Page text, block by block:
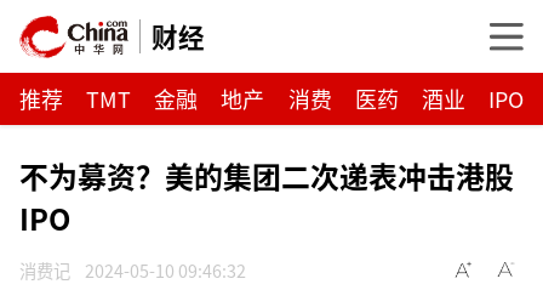
财经
推荐 TMT 金融 地产 消费 医药 酒业 IPO
不为募资？美的集团二次递表冲击港股
IPO
消费记 2024-05-10 09:46:32